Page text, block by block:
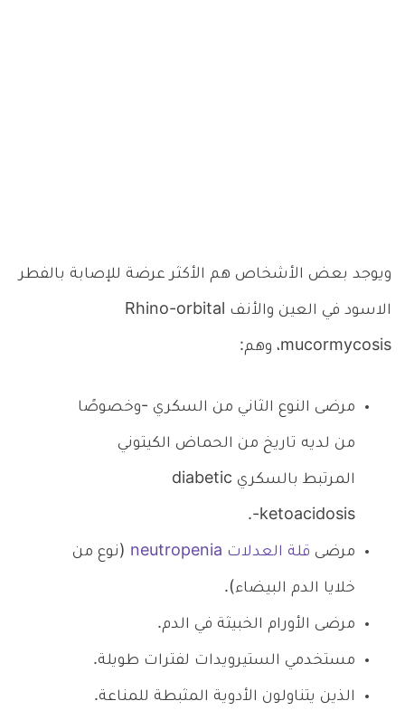
ويوجد بعض الأشخاص هم الأكثر عرضة للإصابة بالفطر
الاسود في العين والأنف Rhino-orbital
mucormycosis، وهم:
مرضى النوع الثاني من السكري -وخصوصًا
من لديه تاريخ من الحماض الكيتوني
المرتبط بالسكري diabetic
ketoacidosis-.
مرضى قلة العدلات neutropenia (نوع من
خلايا الدم البيضاء).
مرضى الأورام الخبيثة في الدم.
مستخدمي الستيرويدات لفترات طويلة.
الذين يتناولون الأدوية المثبطة للمناعة.